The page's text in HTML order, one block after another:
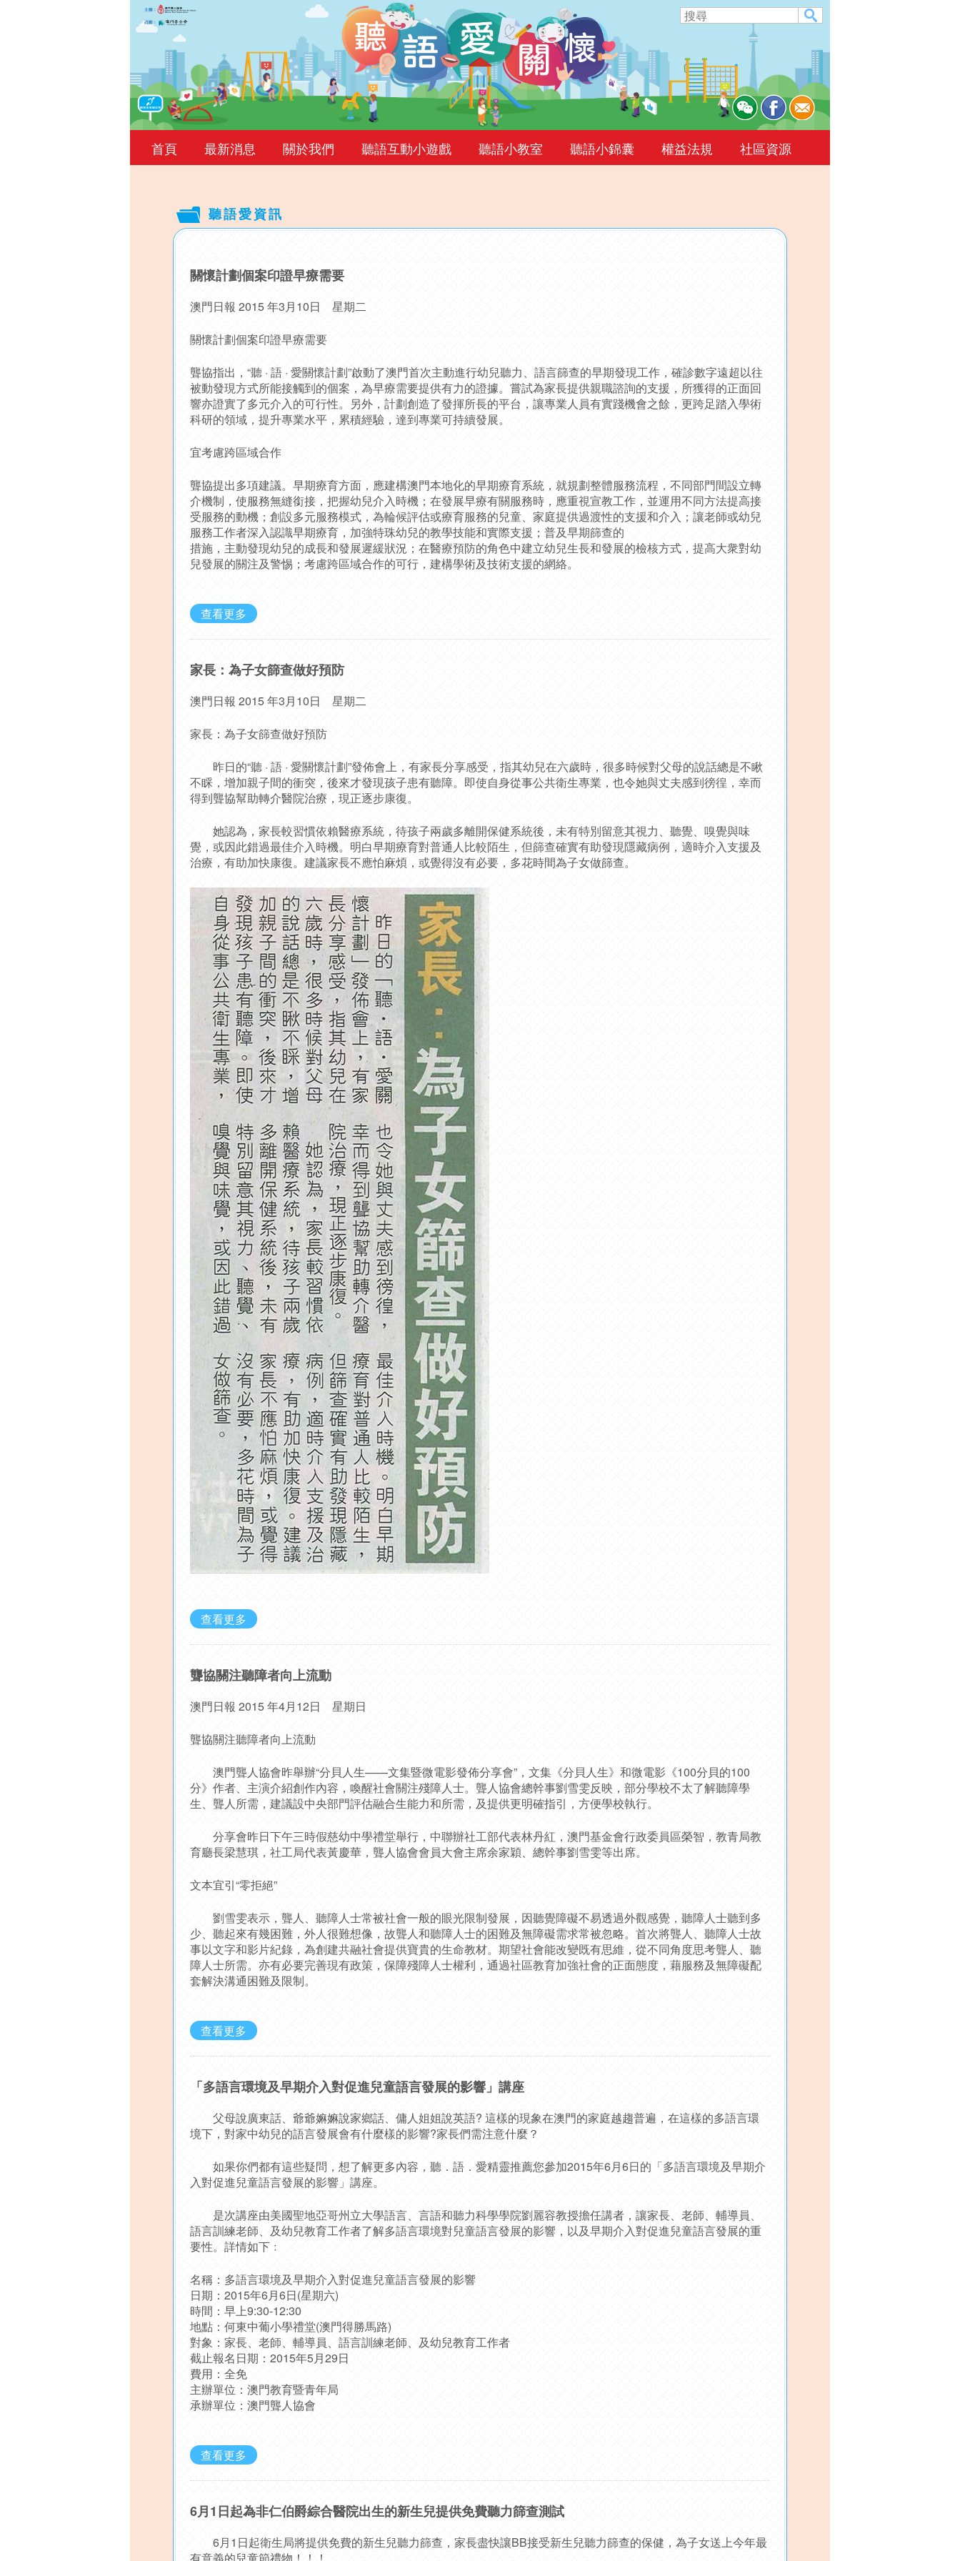
首頁 最新消息 關於我們 聽語互動小遊戲 聽語小教室 聽語小錦囊 權益法規 社區資源
聽語愛資訊
to
top
關懷計劃個案印證早療需要
澳門日報 2015 年3月10日 星期二
關懷計劃個案印證早療需要
聾協指出，“聽 · 語 · 愛關懷計劃”啟動了澳門首次主動進行幼兒聽力、語言篩查的早期發現工作，確診數字遠超以往
被動發現方式所能接觸到的個案，為早療需要提供有力的證據。嘗試為家長提供親職諮詢的支援，所獲得的正面回
響亦證實了多元介入的可行性。另外，計劃創造了發揮所長的平台，讓專業人員有實踐機會之餘，更跨足踏入學術
科研的領域，提升專業水平，累積經驗，達到專業可持續發展。
宜考慮跨區域合作
聾協提出多項建議。早期療育方面，應建構澳門本地化的早期療育系統，就規劃整體服務流程，不同部門間設立轉
介機制，使服務無縫銜接，把握幼兒介入時機；在發展早療有關服務時，應重視宣教工作，並運用不同方法提高接
受服務的動機；創設多元服務模式，為輪候評估或療育服務的兒童、家庭提供過渡性的支援和介入；讓老師或幼兒
服務工作者深入認識早期療育，加強特珠幼兒的教學技能和實際支援；普及早期篩查的
措施，主動發現幼兒的成長和發展遲緩狀況；在醫療預防的角色中建立幼兒生長和發展的檢核方式，提高大衆對幼
兒發展的關注及警惕；考慮跨區域合作的可行，建構學術及技術支援的網絡。
查看更多
家長：為子女篩查做好預防
澳門日報 2015 年3月10日 星期二
家長：為子女篩查做好預防
昨日的“聽 · 語 · 愛關懷計劃”發佈會上，有家長分享感受，指其幼兒在六歲時，很多時候對父母的說話總是不瞅
不睬，增加親子間的衝突，後來才發現孩子患有聽障。即使自身從事公共衛生專業，也令她與丈夫感到徬徨，幸而
得到聾協幫助轉介醫院治療，現正逐步康復。
她認為，家長較習慣依賴醫療系統，待孩子兩歲多離開保健系統後，未有特別留意其視力、聽覺、嗅覺與味
覺，或因此錯過最佳介入時機。明白早期療育對普通人比較陌生，但篩查確實有助發現隱藏病例，適時介入支援及
治療，有助加快康復。建議家長不應怕麻煩，或覺得沒有必要，多花時間為子女做篩查。
查看更多
聾協關注聽障者向上流動
澳門日報 2015 年4月12日 星期日
聾協關注聽障者向上流動
澳門聾人協會昨舉辦“分貝人生——文集暨微電影發佈分享會”，文集《分貝人生》和微電影《100分貝的100
分》作者、主演介紹創作內容，喚醒社會關注殘障人士。聾人協會總幹事劉雪雯反映，部分學校不太了解聽障學
生、聾人所需，建議設中央部門評估融合生能力和所需，及提供更明確指引，方便學校執行。
分享會昨日下午三時假慈幼中學禮堂舉行，中聯辦社工部代表林丹紅，澳門基金會行政委員區榮智，教青局教
育廳長梁慧琪，社工局代表黃慶華，聾人協會會員大會主席余家穎、總幹事劉雪雯等出席。
文本宜引“零拒絕”
劉雪雯表示，聾人、聽障人士常被社會一般的眼光限制發展，因聽覺障礙不易透過外觀感覺，聽障人士聽到多
少、聽起來有幾困難，外人很難想像，故聾人和聽障人士的困難及無障礙需求常被忽略。首次將聾人、聽障人士故
事以文字和影片紀錄，為創建共融社會提供寶貴的生命教材。期望社會能改變既有思維，從不同角度思考聾人、聽
障人士所需。亦有必要完善現有政策，保障殘障人士權利，通過社區教育加強社會的正面態度，藉服務及無障礙配
套解決溝通困難及限制。
查看更多
「多語言環境及早期介入對促進兒童語言發展的影響」講座
父母說廣東話、爺爺嫲嫲說家鄉話、傭人姐姐說英語? 這樣的現象在澳門的家庭越趨普遍，在這樣的多語言環
境下，對家中幼兒的語言發展會有什麼樣的影響?家長們需注意什麼？
如果你們都有這些疑問，想了解更多內容，聽．語．愛精靈推薦您參加2015年6月6日的「多語言環境及早期介
入對促進兒童語言發展的影響」講座。
是次講座由美國聖地亞哥州立大學語言、言語和聽力科學學院劉麗容教授擔任講者，讓家長、老師、輔導員、
語言訓練老師、及幼兒教育工作者了解多語言環境對兒童語言發展的影響，以及早期介入對促進兒童語言發展的重
要性。詳情如下﹕
名稱：多語言環境及早期介入對促進兒童語言發展的影響
日期：2015年6月6日(星期六)
時間：早上9:30-12:30
地點：何東中葡小學禮堂(澳門得勝馬路)
對象：家長、老師、輔導員、語言訓練老師、及幼兒教育工作者
截止報名日期：2015年5月29日
費用：全免
主辦單位：澳門教育暨青年局
承辦單位：澳門聾人協會
查看更多
6月1日起為非仁伯爵綜合醫院出生的新生兒提供免費聽力篩查測試
6月1日起衛生局將提供免費的新生兒聽力篩查，家長盡快讓BB接受新生兒聽力篩查的保健，為子女送上今年最